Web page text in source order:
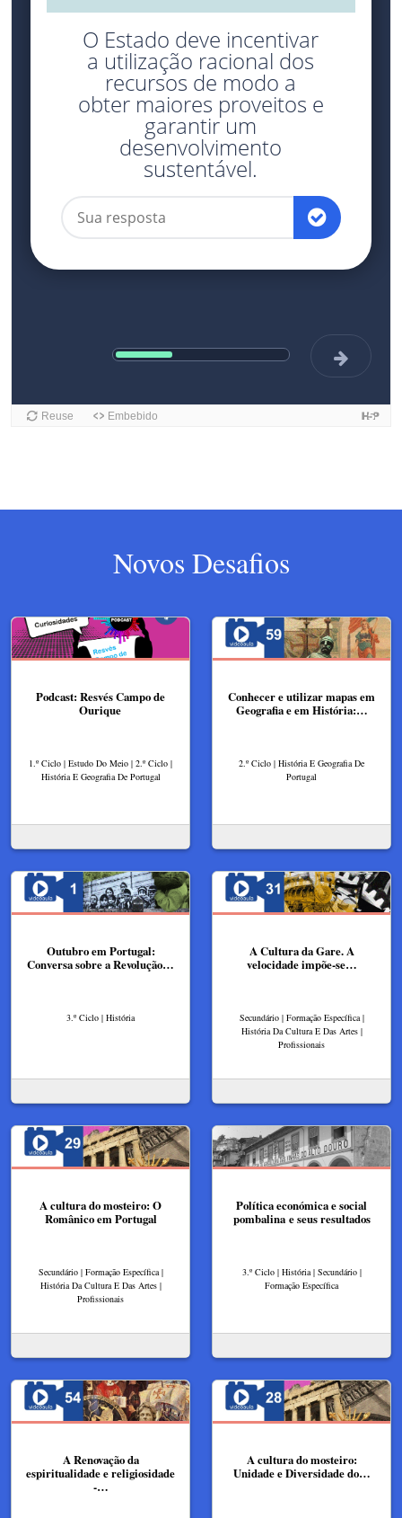
Novos Desafios
Podcast: Resvés Campo de
Ourique
1.º Ciclo | Estudo Do Meio | 2.º Ciclo |
História E Geografia De Portugal
Conhecer e utilizar mapas em
Geografia e em História:…
2.º Ciclo | História E Geografia De
Portugal
Outubro em Portugal:
Conversa sobre a Revolução…
3.º Ciclo | História
A Cultura da Gare. A
velocidade impõe-se​​…
Secundário | Formação Específica |
História Da Cultura E Das Artes |
Profissionais
A cultura do mosteiro: O
Românico em Portugal​
Secundário | Formação Específica |
História Da Cultura E Das Artes |
Profissionais
Política económica e social
pombalina e seus resultados
3.º Ciclo | História | Secundário |
Formação Específica
A Renovação da
espiritualidade e religiosidade
-…
A cultura do mosteiro:
Unidade e Diversidade do…